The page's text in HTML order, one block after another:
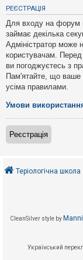
з
в
і
д
п
о
в
і
д
е
й
А
к
т
и
і
РЕЄСТРАЦІЯ
Для входу на форум
займає декілька
Адміністратор може
користувачам.
ви погоджуєтесь з
Пам'ятайте, що ваше
усіма правилами.
Умови
Реєстрація
Теріологічна школа
CleanSilver style by
Український